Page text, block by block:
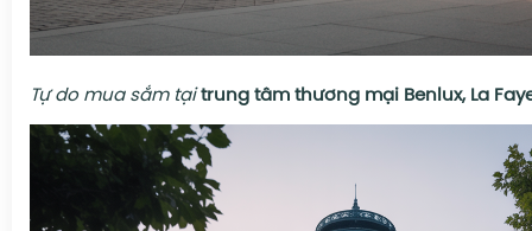
Tự do mua sắm tại trung tâm thương mại Benlux, La